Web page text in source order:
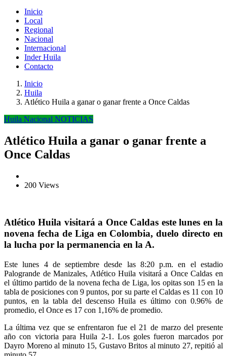
Inicio
Local
Regional
Nacional
Internacional
Inder Huila
Contacto
Inicio
Huila
Atlético Huila a ganar o ganar frente a Once Caldas
Huila Nacional NOTICIAS
Atlético Huila a ganar o ganar frente a
Once Caldas
200 Views
Atlético Huila visitará a Once Caldas este lunes en la
novena fecha de Liga en Colombia, duelo directo en
la lucha por la permanencia en la A.
Este lunes 4 de septiembre desde las 8:20 p.m. en el estadio
Palogrande de Manizales, Atlético Huila visitará a Once Caldas en
el último partido de la novena fecha de Liga, los opitas son 15 en la
tabla de posiciones con 9 puntos, por su parte el Caldas es 11 con 10
puntos, en la tabla del descenso Huila es último con 0.96% de
promedio, el Once es 17 con 1,16% de promedio.
La última vez que se enfrentaron fue el 21 de marzo del presente
año con victoria para Huila 2-1. Los goles fueron marcados por
Dayro Moreno al minuto 15, Gustavo Britos al minuto 27, repitió al